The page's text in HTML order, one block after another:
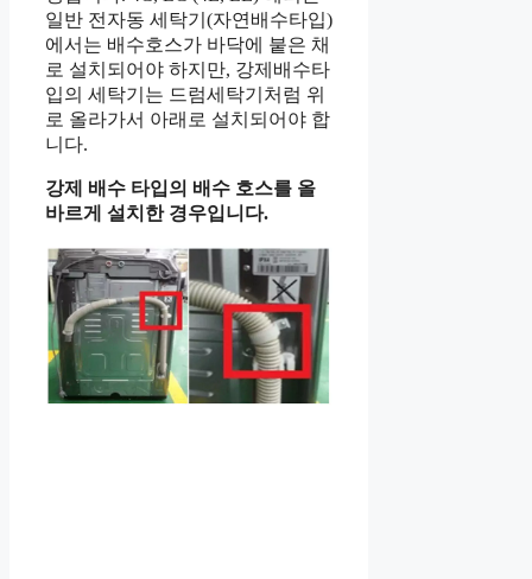
일반 전자동 세탁기(자연배수타입)
에서는 배수호스가 바닥에 붙은 채
로 설치되어야 하지만, 강제배수타
입의 세탁기는 드럼세탁기처럼 위
로 올라가서 아래로 설치되어야 합
니다.
강제 배수 타입의 배수 호스를 올
바르게 설치한 경우입니다.